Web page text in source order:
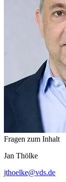
Fragen zum Inhalt
Jan Thölke
jthoelke@vds.de